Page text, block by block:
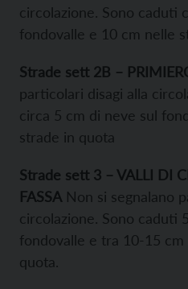
circolazione. Sono caduti
fondovalle e 10 cm nelle
Strade sett 2B –
particolari disagi alla
circa 5 cm di neve sul
strade in quota
Strade sett 3 – VALLI DI
FASSA Non si segnalano
circolazione. Sono caduti
fondovalle e tra 10-15
quota.